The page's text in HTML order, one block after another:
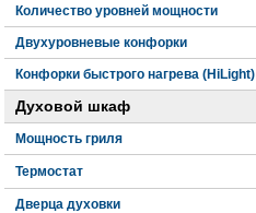
Количество уровней мощности
Двухуровневые конфорки
Конфорки быстрого нагрева (HiLight)
Духовой шкаф
Мощность гриля
Термостат
Дверца духовки